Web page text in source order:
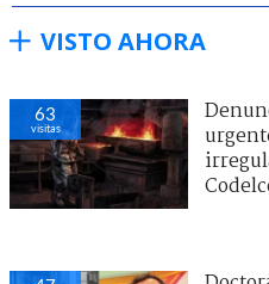
VISTO AHORA
63
visitas